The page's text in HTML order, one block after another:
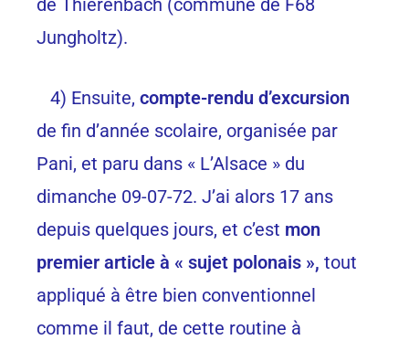
Jungholtz).
4) Ensuite, compte-rendu d’excursion
de fin d’année scolaire, organisée par
Pani, et paru dans « L’Alsace » du
dimanche 09-07-72. J’ai alors 17 ans
depuis quelques jours, et c’est mon
premier article à « sujet polonais », tout
appliqué à être bien conventionnel
comme il faut, de cette routine à